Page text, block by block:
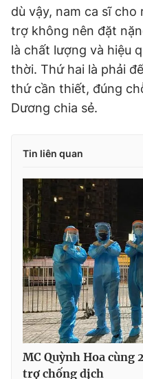
dù vậy, nam ca sĩ cho
trợ không nên đặt
là chất lượng và hiệu
thời. Thứ hai là phải
thứ cần thiết, đúng
Dương chia sẻ.
Tin liên quan
MC Quỳnh Hoa
trợ chống dịch